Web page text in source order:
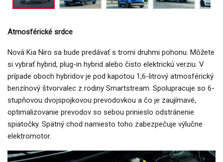
Atmosférické srdce
Nová Kia Niro sa bude predávať s tromi druhmi pohonu. Môžete
si vybrať hybrid, plug-in hybrid alebo čisto elektrickú verziu. V
prípade oboch hybridov je pod kapotou 1,6-litrový atmosférický
benzínový štvorvalec z rodiny Smartstream. Spolupracuje so 6-
stupňovou dvojspojkovou prevodovkou a čo je zaujímavé,
optimalizovanie prevodov so sebou prinieslo odstránenie
spiatočky. Spätný chod namiesto toho zabezpečuje výlučne
elektromotor.